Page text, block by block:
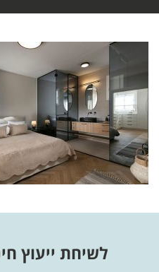
לשיחת ייעוץ